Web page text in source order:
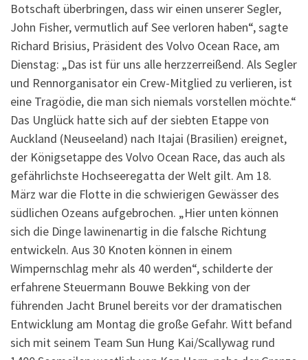
Botschaft überbringen, dass wir einen unserer Segler,
John Fisher, vermutlich auf See verloren haben“, sagte
Richard Brisius, Präsident des Volvo Ocean Race, am
Dienstag: „Das ist für uns alle herzzerreißend. Als Segler
und Rennorganisator ein Crew-Mitglied zu verlieren, ist
eine Tragödie, die man sich niemals vorstellen möchte.“
Das Unglück hatte sich auf der siebten Etappe von
Auckland (Neuseeland) nach Itajai (Brasilien) ereignet,
der Königsetappe des Volvo Ocean Race, das auch als
gefährlichste Hochseeregatta der Welt gilt. Am 18.
März war die Flotte in die schwierigen Gewässer des
südlichen Ozeans aufgebrochen. „Hier unten können
sich die Dinge lawinenartig in die falsche Richtung
entwickeln. Aus 30 Knoten können in einem
Wimpernschlag mehr als 40werden“, schilderte der
erfahrene Steuermann Bouwe Bekking von der
führenden Jacht Brunel bereits vor der dramatischen
Entwicklung am Montag die große Gefahr. Witt befand
sich mit seinem Team Sun Hung Kai/Scallywag rund